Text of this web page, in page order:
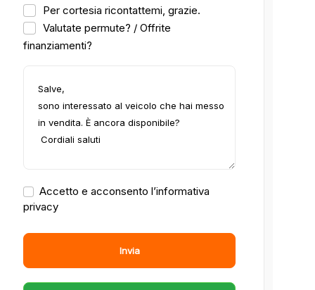
Per cortesia ricontattemi, grazie.
Valutate permute? / Offrite
finanziamenti?
Accetto e acconsento l’informativa
privacy
Invia